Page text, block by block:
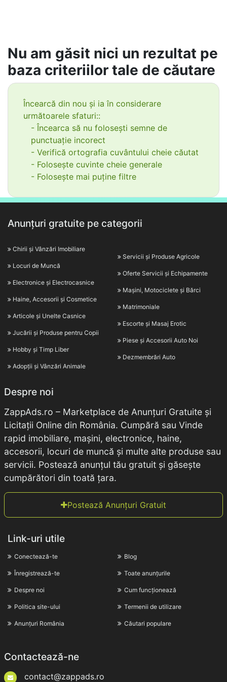
Nu am găsit nici un rezultat pe
baza criteriilor tale de căutare
Încearcă din nou și ia în considerare
următoarele sfaturi::
- Încearca să nu folosești semne de
punctuație incorect
- Verifică ortografia cuvântului cheie căutat
- Folosește cuvinte cheie generale
- Folosește mai puține filtre
Anunțuri gratuite pe categorii
Chirii și Vânzări Imobiliare
Locuri de Muncă
Electronice și Electrocasnice
Haine, Accesorii și Cosmetice
Articole și Unelte Casnice
Jucării și Produse pentru Copii
Hobby și Timp Liber
Adopții și Vânzări Animale
Servicii și Produse Agricole
Oferte Servicii și Echipamente
Mașini, Motociclete și Bărci
Matrimoniale
Escorte și Masaj Erotic
Piese și Accesorii Auto Noi
Dezmembrări Auto
Despre noi
ZappAds.ro – Marketplace de Anunțuri Gratuite și
Licitații Online din România. Cumpără sau Vinde
rapid imobiliare, mașini, electronice, haine,
accesorii, locuri de muncă și multe alte produse sau
servicii. Postează anunțul tău gratuit și găsește
cumpărători din toată țara.
Postează Anunțuri Gratuit
Link-uri utile
Conectează-te
Înregistrează-te
Despre noi
Politica site-ului
Anunțuri România
Blog
Toate anunțurile
Cum funcționează
Termenii de utilizare
Căutari populare
Contactează-ne
contact@zappads.ro